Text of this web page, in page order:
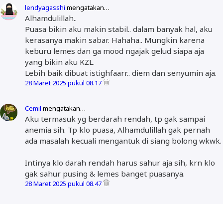
lendyagasshi mengatakan…
Alhamdulillah..
Puasa bikin aku makin stabil.. dalam banyak hal, aku
kerasanya makin sabar. Hahaha.. Mungkin karena
keburu lemes dan ga mood ngajak gelud siapa aja
yang bikin aku KZL.
Lebih baik dibuat istighfaarr.. diem dan senyumin aja.
28 Maret 2025 pukul 08.17
Cemil mengatakan…
Aku termasuk yg berdarah rendah, tp gak sampai
anemia sih. Tp klo puasa, Alhamdulillah gak pernah
ada masalah kecuali mengantuk di siang bolong wkwk.
Intinya klo darah rendah harus sahur aja sih, krn klo
gak sahur pusing & lemes banget puasanya.
28 Maret 2025 pukul 08.47